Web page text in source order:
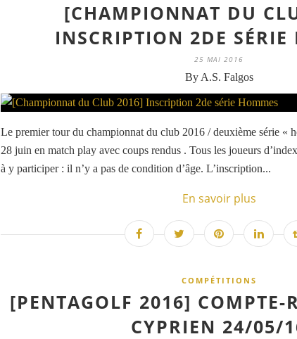
[CHAMPIONNAT DU
INSCRIPTION 2DE SÉRIE
25 MAI 2016
By A.S. Falgos
Le premier tour du championnat du club 2016 / deuxième série «
28 juin en match play avec coups rendus . Tous les joueurs
à y participer : il n’y a pas de condition d’âge. L’inscription...
En savoir plus
COMPÉTITIONS
[PENTAGOLF 2016] COMPTE-
CYPRIEN 24/05/